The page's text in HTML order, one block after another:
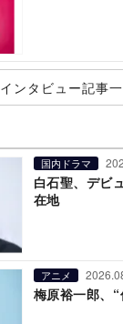
インタビュー記事
国内ドラマ
白石聖、デビ
在地
アニメ
梅原裕一郎、